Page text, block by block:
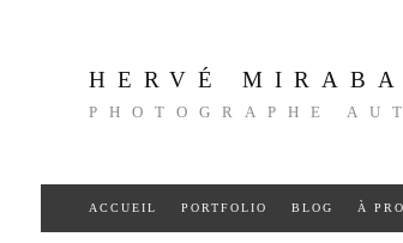
HERVÉ
PHOTOGRAPHE
Aller
au
ACCUEIL PORTFOLIO BLOG À